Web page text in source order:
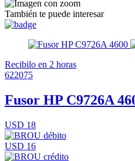
También te puede interesar
Recibilo en 2 horas
622075
Fusor HP C9726A
USD 18
USD 16